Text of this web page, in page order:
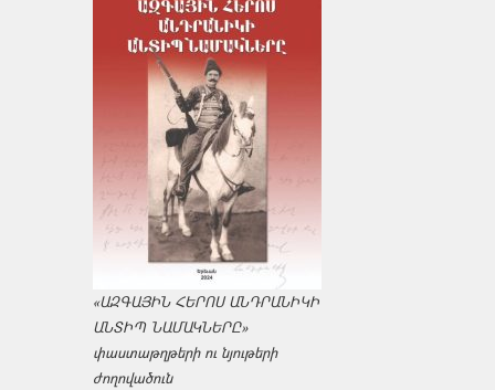
«ԱԶԳԱՅԻՆ ՀԵՐՈՍ ԱՆԴՐԱՆԻԿԻ
ԱՆՏԻՊ ՆԱՄԱԿՆԵՐԸ»
փաստաթղթերի ու նյութերի
ժողովածուն